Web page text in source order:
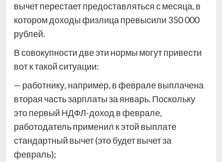
вычет перестает предоставляться с месяца, в
котором доходы физлица превысили 350 000
рублей.
В совокупности две эти нормы могут привести
вот к такой ситуации:
— работнику, например, в феврале выплачена
вторая часть зарплаты за январь. Поскольку
это первый НДФЛ-доход в феврале,
работодатель применил к этой выплате
стандартный вычет (это будет вычет за
февраль);